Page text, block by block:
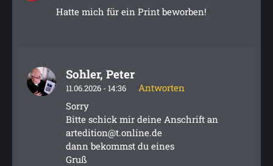
Hatte mich für ein Print beworben!
Sohler, Peter
11.06.2026 - 14:36
Antworten
Sorry
Bitte schick mir deine Anschrift an
artedition@t.online.de
dann bekommst du eines
Gruß